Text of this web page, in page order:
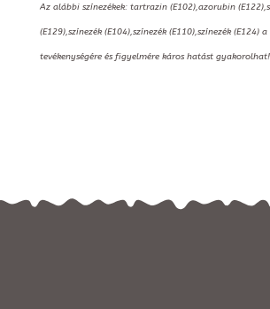
Az alábbi színezékek: tartrazin (E102),azorubin
(E129),színezék (E104),színezék (E110),színezék (E124)
tevékenységére és figyelmére káros hatást gyakorolhat!